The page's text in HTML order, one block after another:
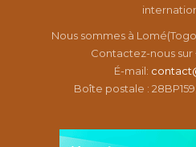
Nous sommes à
Contactez-nous sur
É-mail:
Boîte postale :